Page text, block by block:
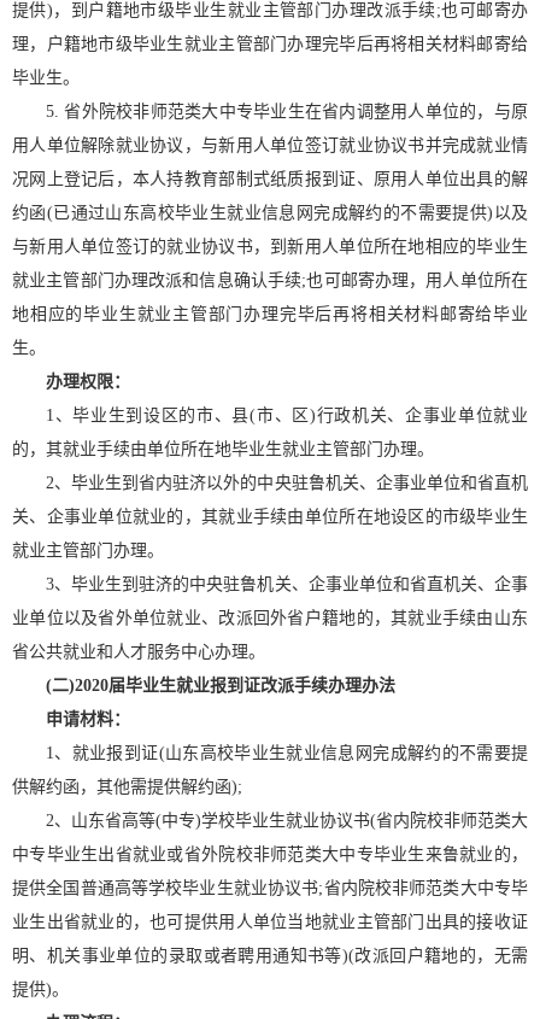
提供)，到户籍地市级毕业生就业主管部门办理改派手续;也可邮寄办
理，户籍地市级毕业生就业主管部门办理完毕后再将相关材料邮寄给
毕业生。
5. 省外院校非师范类大中专毕业生在省内调整用人单位的，与原
用人单位解除就业协议，与新用人单位签订就业协议书并完成就业情
况网上登记后，本人持教育部制式纸质报到证、原用人单位出具的解
约函(已通过山东高校毕业生就业信息网完成解约的不需要提供)以及
与新用人单位签订的就业协议书，到新用人单位所在地相应的毕业生
就业主管部门办理改派和信息确认手续;也可邮寄办理，用人单位所在
地相应的毕业生就业主管部门办理完毕后再将相关材料邮寄给毕业
生。
办理权限：
1、毕业生到设区的市、县(市、区)行政机关、企事业单位就业
的，其就业手续由单位所在地毕业生就业主管部门办理。
2、毕业生到省内驻济以外的中央驻鲁机关、企事业单位和省直机
关、企事业单位就业的，其就业手续由单位所在地设区的市级毕业生
就业主管部门办理。
3、毕业生到驻济的中央驻鲁机关、企事业单位和省直机关、企事
业单位以及省外单位就业、改派回外省户籍地的，其就业手续由山东
省公共就业和人才服务中心办理。
(二)2020届毕业生就业报到证改派手续办理办法
申请材料：
1、就业报到证(山东高校毕业生就业信息网完成解约的不需要提
供解约函，其他需提供解约函);
2、山东省高等(中专)学校毕业生就业协议书(省内院校非师范类大
中专毕业生出省就业或省外院校非师范类大中专毕业生来鲁就业的，
提供全国普通高等学校毕业生就业协议书;省内院校非师范类大中专毕
业生出省就业的，也可提供用人单位当地就业主管部门出具的接收证
明、机关事业单位的录取或者聘用通知书等)(改派回户籍地的，无需
提供)。